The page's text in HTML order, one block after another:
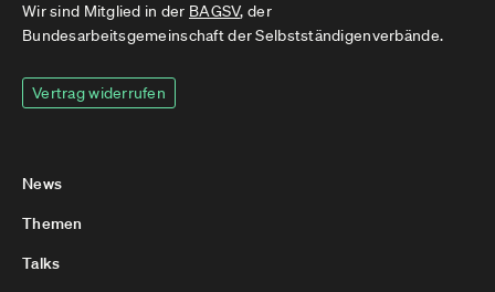
Wir sind Mitglied in der BAGSV, der
Bundesarbeitsgemeinschaft der Selbstständigenverbände.
Vertrag widerrufen
News
Themen
Talks